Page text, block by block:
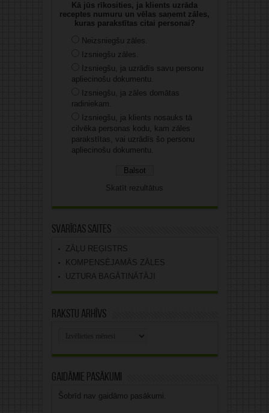
Kā jūs rīkosities, ja klients uzrāda
receptes numuru un vēlas saņemt zāles,
kuras parakstītas citai personai?
Neizsniegšu zāles.
Izsniegšu zāles.
Izsniegšu, ja uzrādīs savu personu
apliecinošu dokumentu.
Izsniegšu, ja zāles domātas
radiniekam.
Izsniegšu, ja klients nosauks tā
cilvēka personas kodu, kam zāles
parakstītas, vai uzrādīs šo personu
apliecinošu dokumentu.
Skatīt rezultātus
Svarīgas saites
ZĀĻU REĢISTRS
KOMPENSĒJAMĀS ZĀLES
UZTURA BAGĀTINĀTĀJI
Rakstu arhīvs
Gaidāmie pasākumi
Šobrīd nav gaidāmo pasākumi.